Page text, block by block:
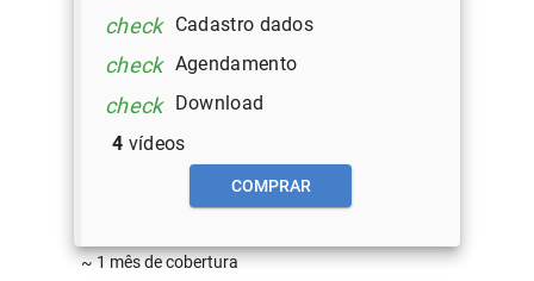
check Cadastro dados
check Agendamento
check
Download
4 vídeos
COMPRAR
~ 1 mês de cobertura